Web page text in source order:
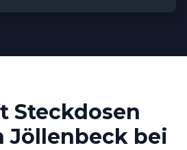
Steckdosen
Jöllenbeck bei